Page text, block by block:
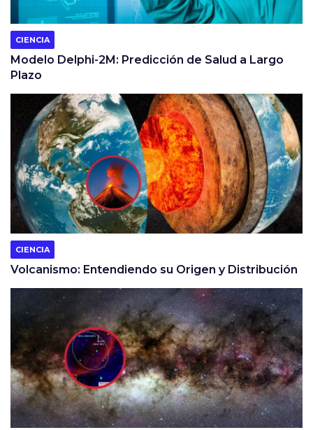
CIENCIA
Modelo Delphi-2M: Predicción de Salud a Largo
Plazo
CIENCIA
Volcanismo: Entendiendo su Origen y Distribución